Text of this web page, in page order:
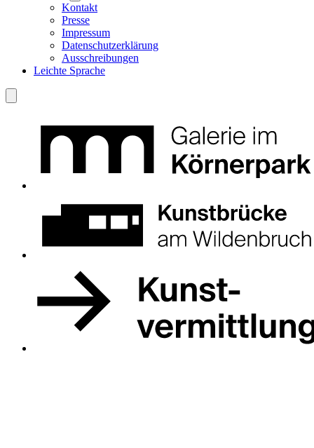
Kontakt
Presse
Impressum
Datenschutzerklärung
Ausschreibungen
Leichte Sprache